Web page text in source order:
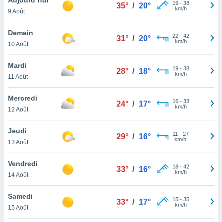
et
»,
au
vous
qu'ils
ou
le
ainsi
un
la
du
9 Août
35° / 20° 19- 38
km/h
Demain
10 Août
31° / 20° 22- 42
km/h
Mardi
11 Août
28° / 18° 19- 38
km/h
Mercredi
12 Août
24° / 17° 16- 33
km/h
Jeudi
13 Août
29° / 16° 11 - 27
km/h
Vendredi
14 Août
33° / 16° 18- 42
km/h
Samedi
15 Août
33° / 17° 15- 35
km/h